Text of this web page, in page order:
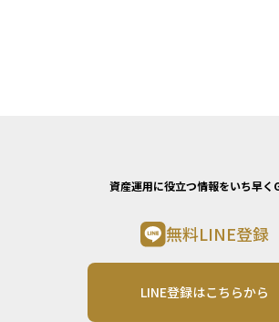
資産運用に役立つ情報をいち早く
無料LINE登録
LINE登録はこちらから